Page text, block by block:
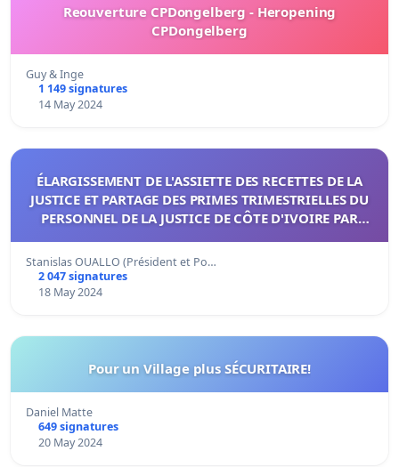
Reouverture CPDongelberg - Heropening
CPDongelberg
Guy & Inge
1 149 signatures
14 May 2024
ÉLARGISSEMENT DE L'ASSIETTE DES RECETTES DE LA
JUSTICE ET PARTAGE DES PRIMES TRIMESTRIELLES DU
PERSONNEL DE LA JUSTICE DE CÔTE D'IVOIRE PAR
Stanislas OUALLO (Président et Po…
2 047 signatures
18 May 2024
Pour un Village plus SÉCURITAIRE!
Daniel Matte
649 signatures
20 May 2024